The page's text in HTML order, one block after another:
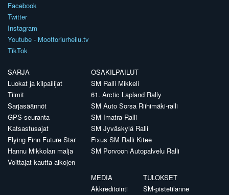
Facebook
Twitter
Instagram
Youtube - Moottoriurheilu.tv
TikTok
SARJA
Luokat ja kilpailijat
Tiimit
Sarjasäännöt
GPS-seuranta
Katsastusajat
Flying Finn Future Star
Hannu Mikkolan malja
Voittajat kautta aikojen
OSAKILPAILUT
SM Ralli Mikkeli
61. Arctic Lapland Rally
SM Auto Sorsa Riihimäki-ralli
SM Imatra Ralli
SM Jyväskylä Ralli
Fixus SM Ralli Kitee
SM Porvoon Autopalvelu Ralli
MEDIA
Akkreditointi
TULOKSET
SM-pistetilanne